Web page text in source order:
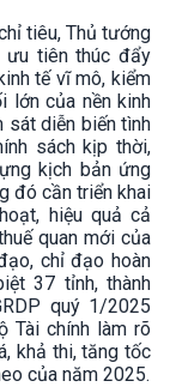
tiêu, Thủ tướng
ưu tiên thúc đẩy
tế vĩ mô, kiểm
lớn của nền kinh
sát diễn biến tình
sách kịp thời,
kịch bản ứng
đó cần triển khai
hiệu quả cả
quan mới của
chỉ đạo hoàn
37 tỉnh, thành
quý 1/2025
Tài chính làm rõ
khả thi, tăng tốc
của năm 2025.